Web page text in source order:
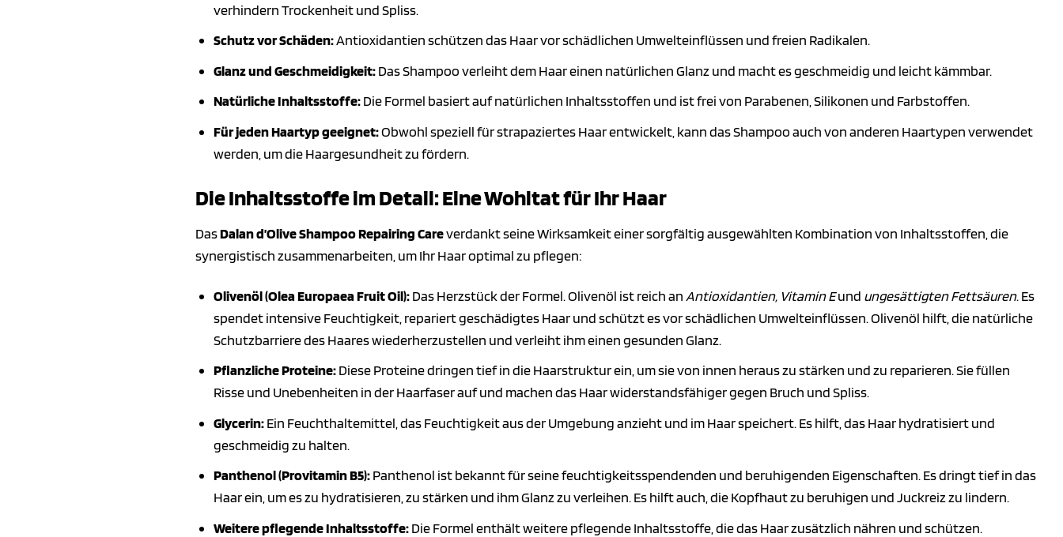
verhindern Trockenheit und Spliss.
Schutz vor Schäden:Antioxidantien schützen das Haar vor schädlichen Umwelteinflüssen und freien Radikalen.
Glanz und Geschmeidigkeit:Das Shampoo verleiht dem Haar einen natürlichen Glanz und macht es geschmeidig und leicht kämmbar.
Natürliche Inhaltsstoffe:Die Formel basiert auf natürlichen Inhaltsstoffen und ist frei von Parabenen, Silikonen und Farbstoffen.
Für jeden Haartyp geeignet:Obwohl speziell für strapaziertes Haar entwickelt, kann das Shampoo auch von anderen Haartypen verwendet
werden, um die Haargesundheit zu fördern.
Die Inhaltsstoffe im Detail: Eine Wohltat für Ihr Haar
DasDalan d’Olive Shampoo Repairing Careverdankt seine Wirksamkeit einer sorgfältig ausgewählten Kombination von Inhaltsstoffen, die
synergistisch zusammenarbeiten, um Ihr Haar optimal zu pflegen:
Olivenöl (Olea Europaea Fruit Oil):Das Herzstück der Formel. Olivenöl ist reich an Antioxidantien, Vitamin Eund ungesättigten Fettsäuren. Es
spendet intensive Feuchtigkeit, repariert geschädigtes Haar und schützt es vor schädlichen Umwelteinflüssen. Olivenöl hilft, die natürliche
Schutzbarriere des Haares wiederherzustellen und verleiht ihm einen gesunden Glanz.
Pflanzliche Proteine:Diese Proteine dringen tief in die Haarstruktur ein, um sie von innen heraus zu stärken und zu reparieren. Sie füllen
Risse und Unebenheiten in der Haarfaser auf und machen das Haar widerstandsfähiger gegen Bruch und Spliss.
Glycerin:Ein Feuchthaltemittel, das Feuchtigkeit aus der Umgebung anzieht und im Haar speichert. Es hilft, das Haar hydratisiert und
geschmeidig zu halten.
Panthenol (Provitamin B5):Panthenol ist bekannt für seine feuchtigkeitsspendenden und beruhigenden Eigenschaften. Es dringt tief in das
Haar ein, um es zu hydratisieren, zu stärken und ihm Glanz zu verleihen. Es hilft auch, die Kopfhaut zu beruhigen und Juckreiz zu lindern.
Weitere pflegende Inhaltsstoffe:Die Formel enthält weitere pflegende Inhaltsstoffe, die das Haar zusätzlich nähren und schützen.